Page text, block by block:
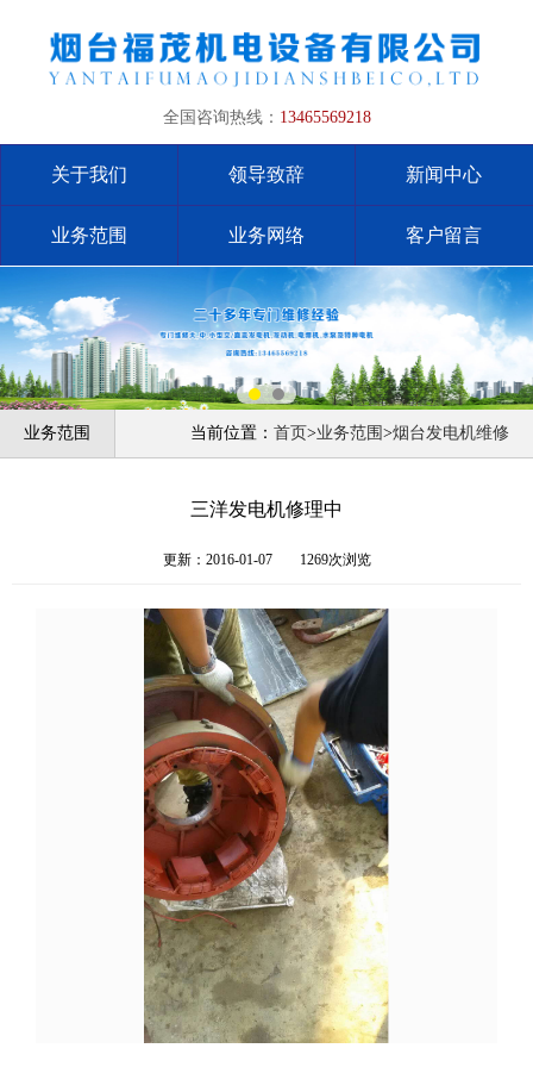
全国咨询热线： 13465569218
关于我们 领导致辞 新闻中心
业务范围 业务网络 客户留言
业务范围 当前位置： 首页>业务范围 >烟台发电机维修
三洋发电机修理中
更新：2016-01-07 1269次浏览